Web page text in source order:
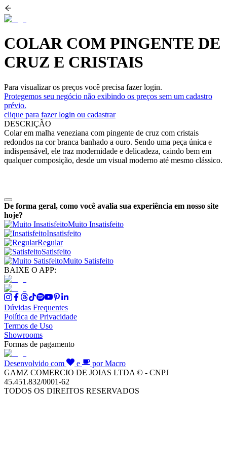
COLAR COM PINGENTE DE
CRUZ E CRISTAIS
Para visualizar os preços você precisa fazer login.
Protegemos seu negócio não exibindo os preços sem um cadastro
prévio.
clique para fazer login ou cadastrar
DESCRIÇÃO
Colar em malha veneziana com pingente de cruz com cristais
redondos na cor branca banhado a ouro. Sendo uma peça única e
indispensável, ele traz modernidade e delicadeza, caindo bem em
qualquer composição, desde um visual moderno até mesmo clássico.
De forma geral, como você avalia sua experiência em nosso site
hoje?
Muito Insatisfeito
Insatisfeito
Regular
Satisfeito
Muito Satisfeito
BAIXE O APP:
Dúvidas Frequentes
Política de Privacidade
Termos de Uso
Showrooms
Formas de pagamento
Desenvolvido com e
por Macro
GAMZ COMERCIO DE JOIAS LTDA © - CNPJ
45.451.832/0001-62
TODOS OS DIREITOS RESERVADOS